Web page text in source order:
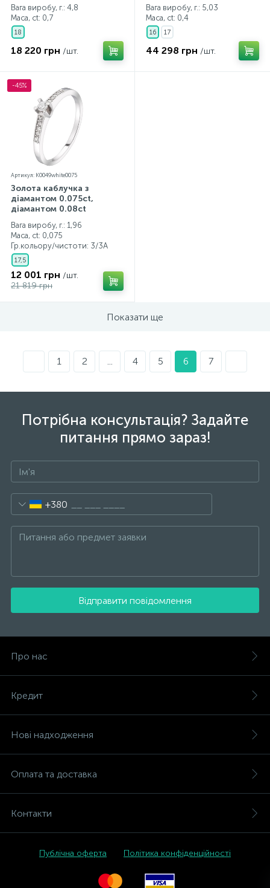
Вага виробу, г.: 4,8
Маса, ct: 0,7
18
18 220 грн /шт.
Вага виробу, г.: 5,03
Маса, ct: 0,4
16 17
44 298 грн /шт.
-45%
Артикул: K0049white0075
Золота каблучка з
діамантом 0.075ct,
діамантом 0.08ct
Вага виробу, г.: 1,96
Маса, ct: 0,075
Гр.кольору/чистоти: 3/3А
17,5
12 001 грн /шт.
21 819 грн
Показати ще
1 2 ... 4 5 6 7
Потрібна консультація? Задайте
питання прямо зараз!
+380
Відправити повідомлення
Про нас
Кредит
Нові надходження
Оплата та доставка
Контакти
Публічна оферта Політика конфіденційності